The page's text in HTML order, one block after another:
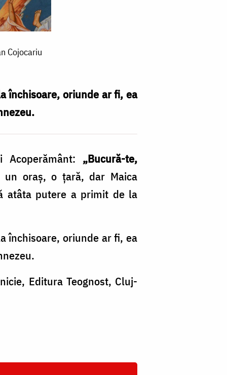
Cojocariu
închisoare, oriunde ar fi, ea
„Bucură-te,
un oraș, o țară, dar Maica
atâta putere a primit de la
închisoare, oriunde ar fi, ea
Editura Teognost, Cluj-